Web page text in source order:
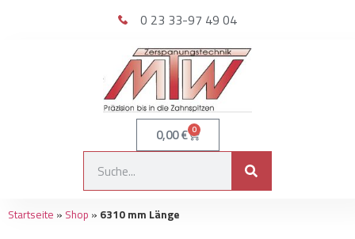
0 23 33-97 49 04
0,00€ 0
Startseite » Shop » 6310 mm Länge